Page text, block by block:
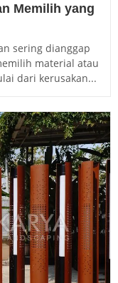
Memilih yang
sering dianggap
material atau
dari kerusakan...